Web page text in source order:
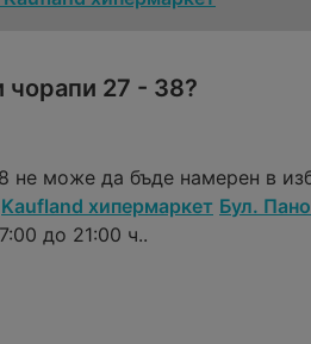
чорапи 27 - 38?
може да бъде намерен в
Kaufland хипермаркет Бул.
до 21:00 ч..